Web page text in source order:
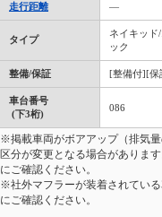
走行距離 ―
タイプ
ネイキッド
ック
整備/保証 [整備付][保
車台番号
(下3桁)
086
※掲載車両がボアアップ（排気
区分が変更となる場合がありま
にご確認ください。
※社外マフラーが装着されてい
にご確認ください。